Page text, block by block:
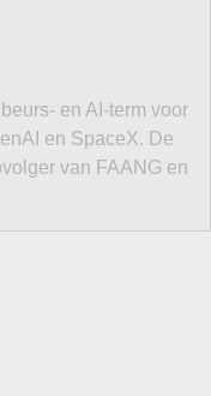
en AI-term voor
en SpaceX. De
van FAANG en